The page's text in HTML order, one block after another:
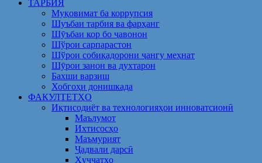
ТАРБИЯ
Муқовимат ба коррупсия
Шуъбаи тарбия ва фарҳанг
Шӯъбаи кор бо ҷавонон
Шўрои сарпарастон
Шўрои собиқадорони ҷангу меҳнат
Шӯрои занон ва духтарон
Бахши варзиш
Хобгоҳи донишкада
ФАКУЛТЕТҲО
Иқтисодиёт ва технологияҳои инноватсионӣ
Маълумот
Ихтисосҳо
Маъмурият
Ҷадвали дарсӣ
Ҳуҷҷатҳо